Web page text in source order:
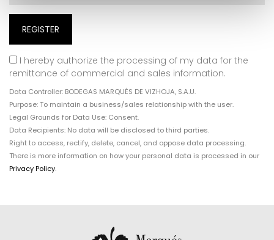
I hereby authorize the processing of my data for the
remittance of commercial and sales information.
Data Controller: BODEGAS MARQUÉS DE VIZHOJA, S.A.U.
Purpose: To maintain a business/sales relationship with the user.
Legal Grounds for Data Use: Consent.
Data Recipients: No data will be disclosed to third parties.
Right to access, rectify, delete, cancel, and oppose data processing.
There is more information on how your personal data is processed in our
Privacy Policy.